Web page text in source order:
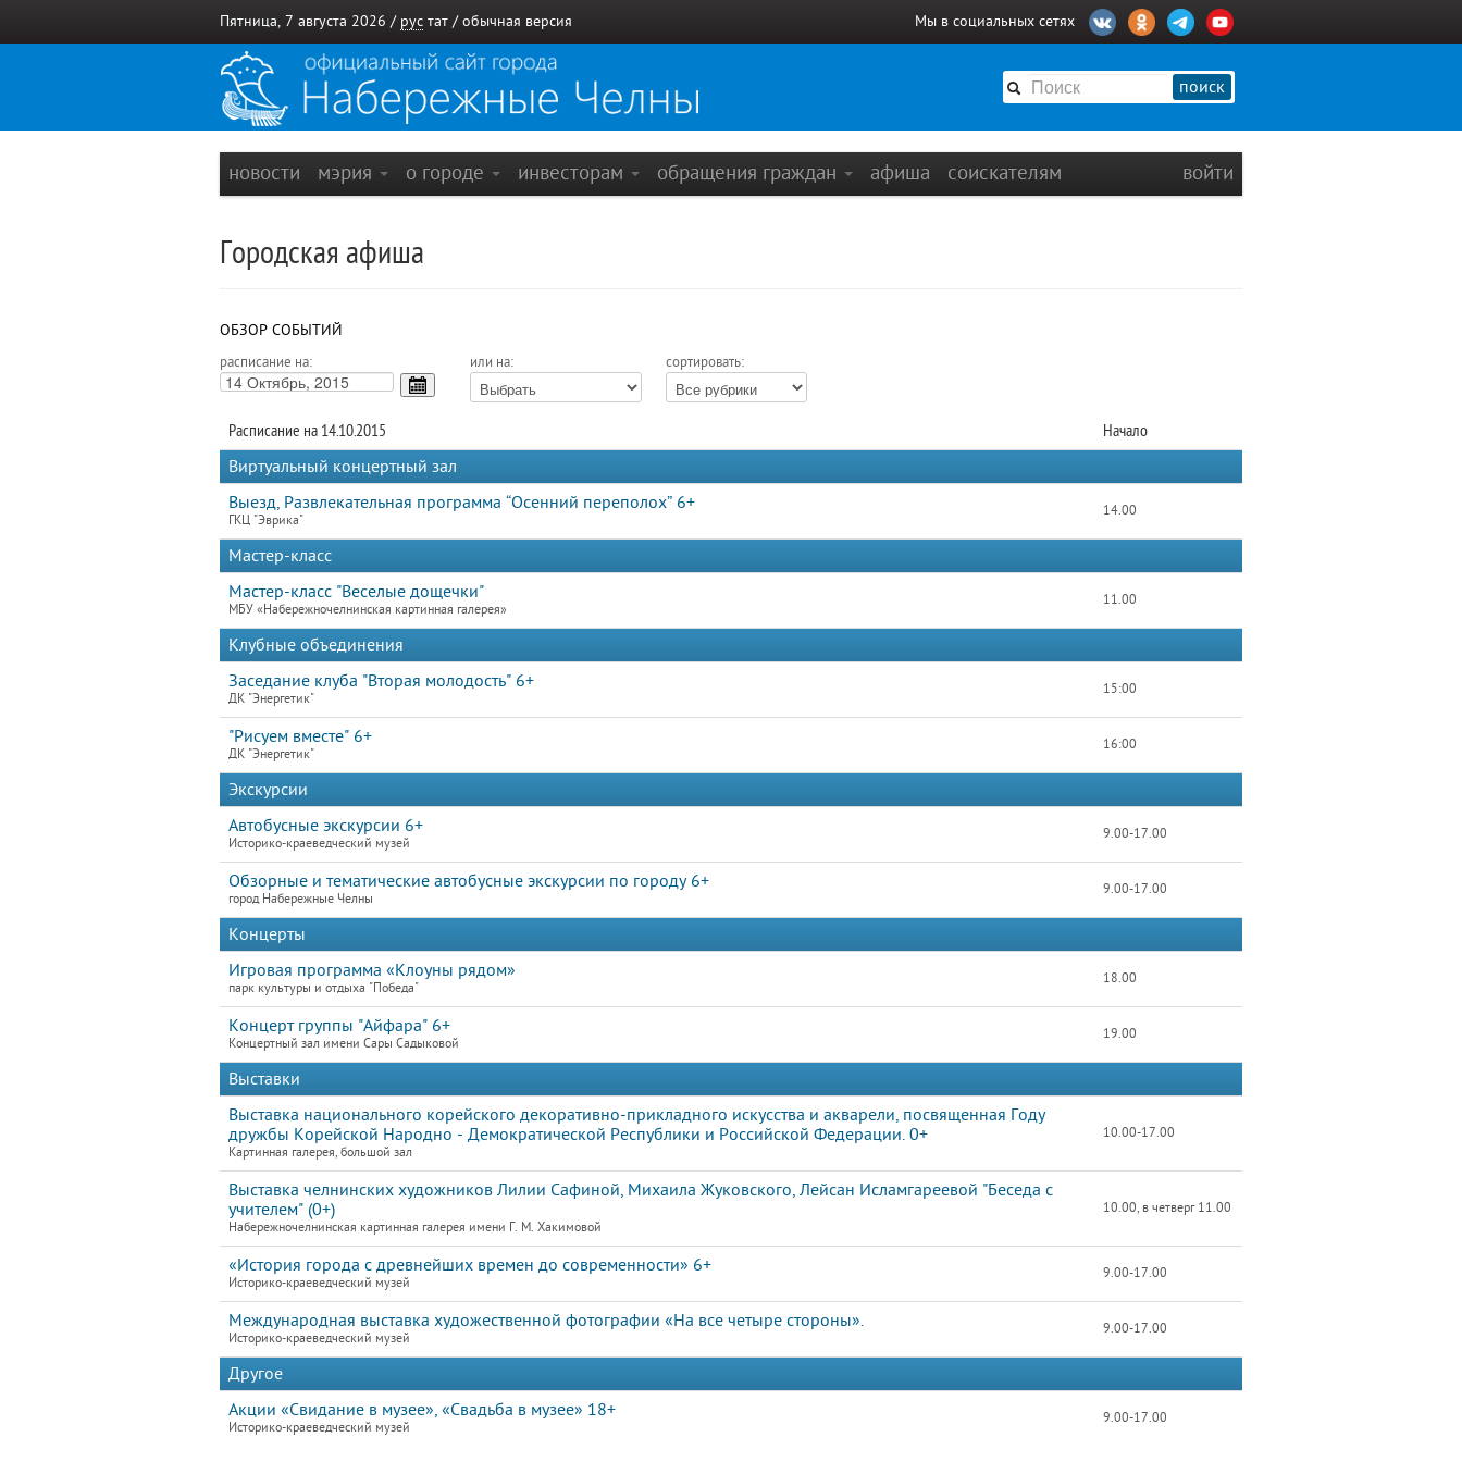
Пятница, 7 августа 2026 / рус тат / обычная версия Мы в социальных сетях
поиск
новости мэрия о городе инвесторам обращения граждан афиша соискателям войти
Городская афиша
ОБЗОР СОБЫТИЙ
расписание на: или на: сортировать:
Расписание на 14.10.2015
Начало
Виртуальный концертный зал
Выезд, Развлекательная программа “Осенний переполох” 6+
ГКЦ "Эврика"
14.00
Мастер-класс
Мастер-класс "Веселые дощечки"
МБУ «Набережночелнинская картинная галерея»
11.00
Клубные объединения
Заседание клуба "Вторая молодость" 6+
ДК "Энергетик"
15:00
"Рисуем вместе" 6+
ДК "Энергетик"
16:00
Экскурсии
Автобусные экскурсии 6+
Историко-краеведческий музей
9.00-17.00
Обзорные и тематические автобусные экскурсии по городу 6+
город Набережные Челны
9.00-17.00
Концерты
Игровая программа «Клоуны рядом»
парк культуры и отдыха "Победа"
18.00
Концерт группы "Айфара" 6+
Концертный зал имени Сары Садыковой
19.00
Выставки
Выставка национального корейского декоративно-прикладного искусства и акварели, посвященная Году
дружбы Корейской Народно - Демократической Республики и Российской Федерации. 0+
Картинная галерея, большой зал
10.00-17.00
Выставка челнинских художников Лилии Сафиной, Михаила Жуковского, Лейсан Исламгареевой "Беседа с
учителем" (0+)
Набережночелнинская картинная галерея имени Г. М. Хакимовой
10.00, в четверг 11.00
«История города с древнейших времен до современности» 6+
Историко-краеведческий музей
9.00-17.00
Международная выставка художественной фотографии «На все четыре стороны».
Историко-краеведческий музей
9.00-17.00
Другое
Акции «Свидание в музее», «Свадьба в музее» 18+
Историко-краеведческий музей
9.00-17.00